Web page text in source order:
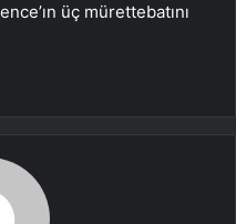
üç mürettebatını